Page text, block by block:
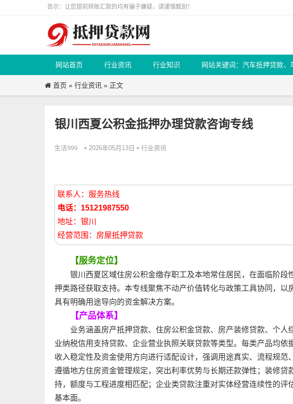
告示：让您提前转账汇款的均有骗子嫌疑，请谨慎甄别！
网站首页 行业资讯 行业知识 网站关键词：汽车抵押贷款、
首页 » 行业资讯 » 正文
银川西夏公积金抵押办理贷款咨询专线
生活999 • 2026年05月13日 • 行业资讯
联系人：服务热线
电话：15121987550
地址：银川
经营范围：房屋抵押贷款
【服务定位】
银川西夏区域住房公积金缴存职工及本地常住居民，在面临阶段
押类路径获取支持。本专线聚焦不动产价值转化与政策工具协同，以
具有明确用途导向的资金解决方案。
【产品体系】
业务涵盖房产抵押贷款、住房公积金贷款、房产装修贷款、个人
业纳税信用支持贷款、企业营业执照关联贷款等类型。每类产品均依
收入稳定性及资金使用方向进行适配设计，强调用途真实、流程规范
遵循地方住房资金管理规定，突出利率优势与长期还款弹性；装修贷
持，额度与工程进度相匹配；企业类贷款注重对实体经营连续性的评
基本面。